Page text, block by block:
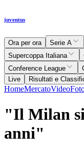
juventus
Ora per ora Serie A
Supercoppa Italiana
Conference League
Live
Risultati e
HomeMercatoVideo
"Il Milan
anni"